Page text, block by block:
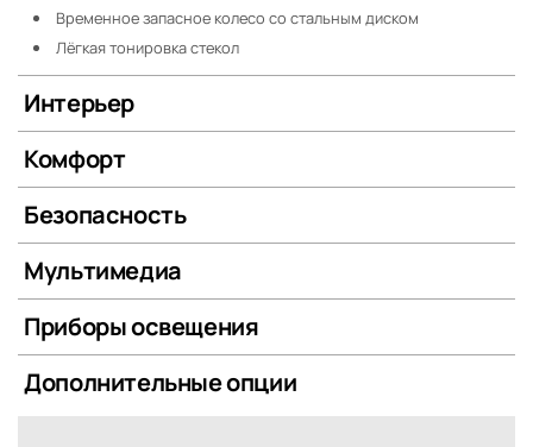
Временное запасное колесо со стальным диском
Лёгкая тонировка стекол
Интерьер
Комфорт
Безопасность
Мультимедиа
Приборы освещения
Дополнительные опции